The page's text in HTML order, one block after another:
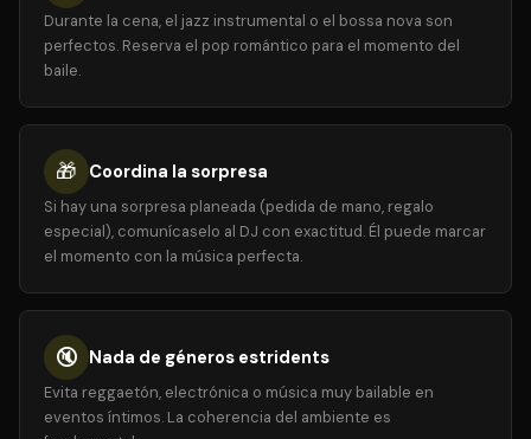
Durante la cena, el jazz instrumental o el bossa nova son
perfectos. Reserva el pop romántico para el momento del
baile.
🎁 Coordina la sorpresa
Si hay una sorpresa planeada (pedida de mano, regalo
especial), comunícaselo al DJ con exactitud. Él puede marcar
el momento con la música perfecta.
🔇 Nada de géneros estridents
Evita reggaetón, electrónica o música muy bailable en
eventos íntimos. La coherencia del ambiente es